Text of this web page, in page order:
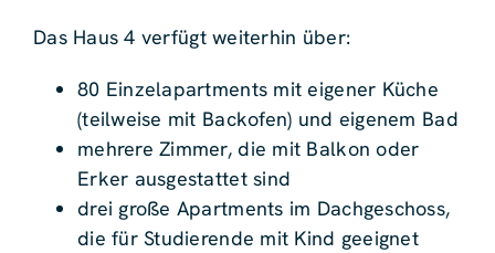
Das Haus 4 verfügt weiterhin über:
80 Einzelapartments mit eigener Küche
(teilweise mit Backofen) und eigenem Bad
mehrere Zimmer, die mit Balkon oder
Erker ausgestattet sind
drei große Apartments im Dachgeschoss,
die für Studierende mit Kind geeignet